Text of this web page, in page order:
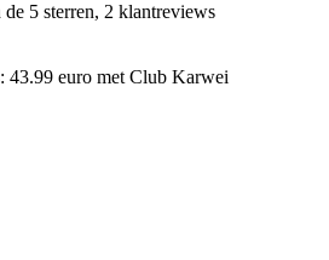
5 sterren, 2 klantreviews
43.99 euro met Club Karwei